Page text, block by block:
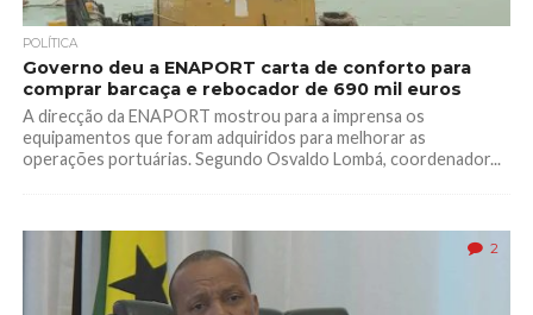
POLÍTICA
Governo deu a ENAPORT carta de conforto para
comprar barcaça e rebocador de 690 mil euros
A direcção da ENAPORT mostrou para a imprensa os
equipamentos que foram adquiridos para melhorar as
operações portuárias. Segundo Osvaldo Lombá, coordenador...
2